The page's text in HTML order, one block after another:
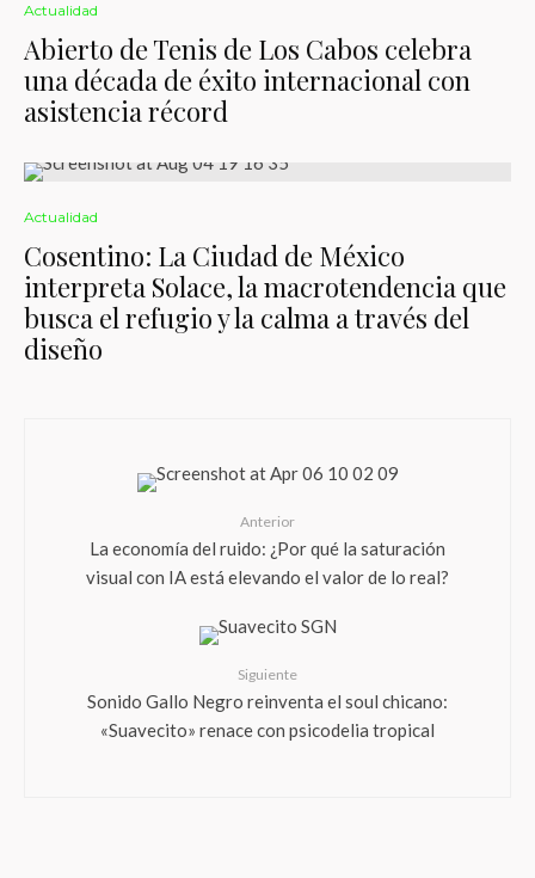
Actualidad
Abierto de Tenis de Los Cabos celebra
una década de éxito internacional con
asistencia récord
Actualidad
Cosentino: La Ciudad de México
interpreta Solace, la macrotendencia que
busca el refugio y la calma a través del
diseño
Anterior
La economía del ruido: ¿Por qué la saturación
visual con IA está elevando el valor de lo real?
Siguiente
Sonido Gallo Negro reinventa el soul chicano:
«Suavecito» renace con psicodelia tropical